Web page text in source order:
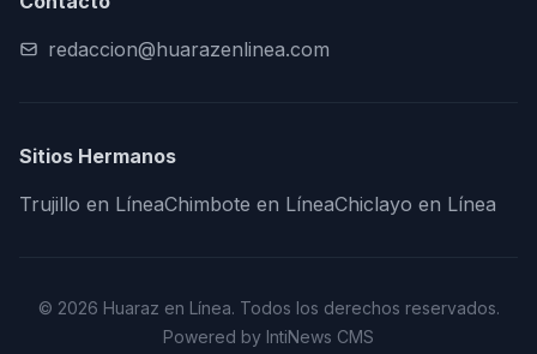
redaccion@huarazenlinea.com
Sitios Hermanos
Trujillo en LíneaChimbote en LíneaChiclayo en Línea
© 2026 Huaraz en Línea. Todos los derechos reservados.
Powered by IntiNews CMS